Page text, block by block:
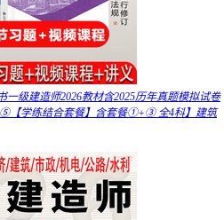
一级建造师2026教材含2025历年真题模拟试卷
⑤【学练结合套餐】含套餐①+③ 全4科】建筑